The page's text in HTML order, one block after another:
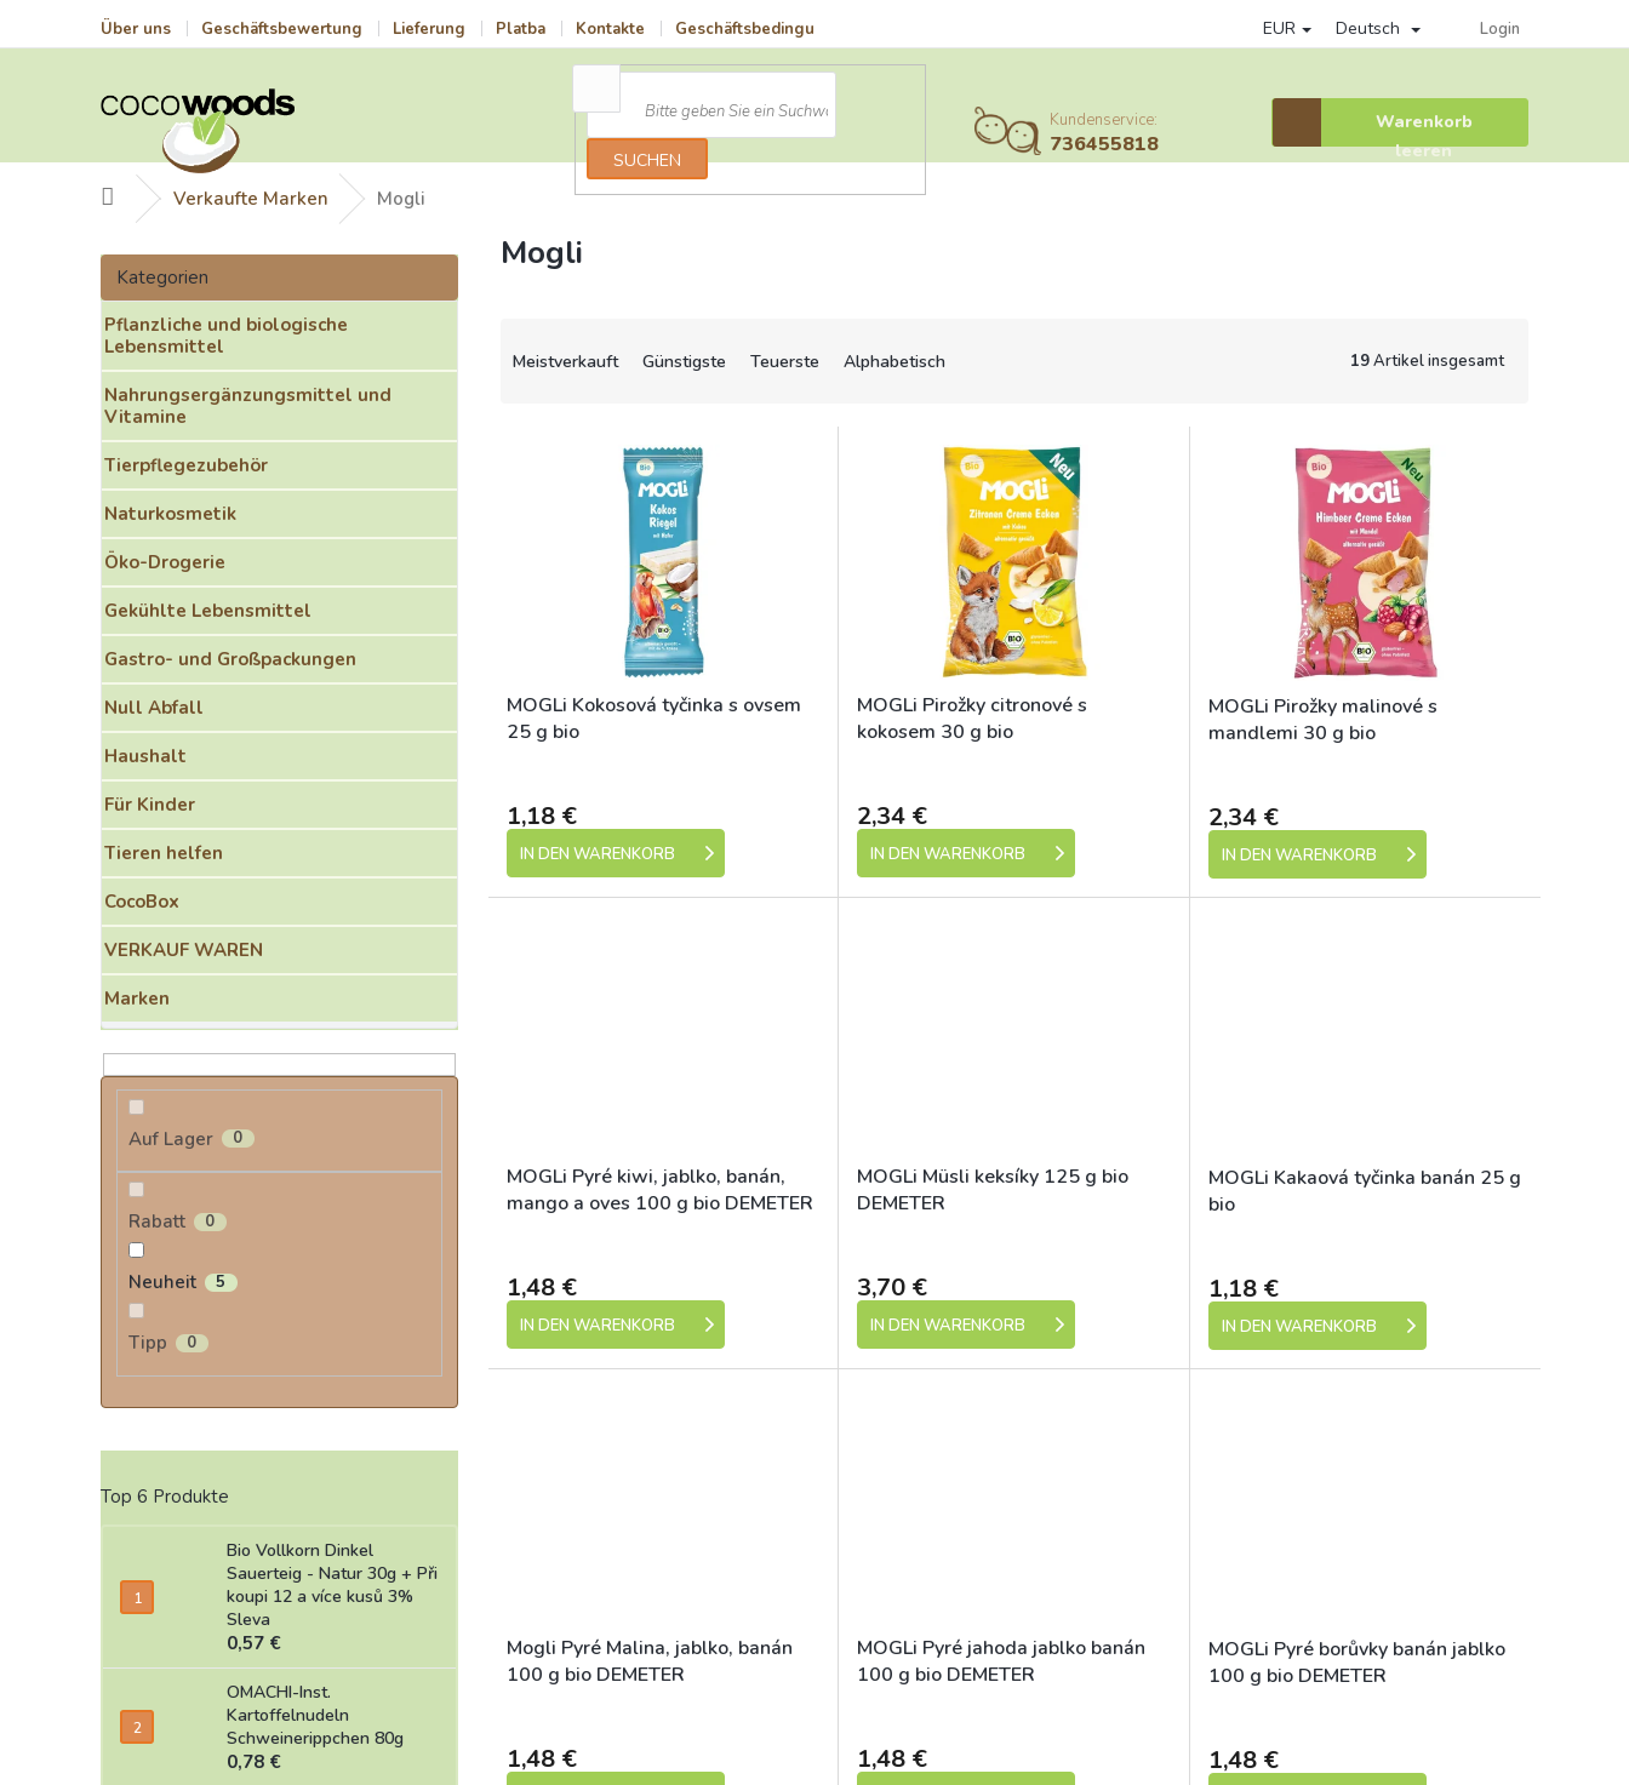
Über uns Geschäftsbewertung Lieferung Platba Kontakte Geschäftsbedingungen Datenschutzrichtlinie Věrnostní program Provisionssystem
EUR Deutsch Login
SUCHEN
Kundenservice:
736455818
Warenkorb
Warenkorb
leeren
StartseiteVerkaufte Marken Mogli
S
i
t
e
n
l
e
i
s
t
e
Kategorien
überspringen
Kategorien
Pflanzliche und biologische
Lebensmittel
Nahrungsergänzungsmittel und
Vitamine
Tierpflegezubehör
Naturkosmetik
Öko-Drogerie
Gekühlte Lebensmittel
Gastro- und Großpackungen
Null Abfall
Haushalt
Für Kinder
Tieren helfen
CocoBox
VERKAUF WAREN
Marken
Auf Lager 0
Rabatt 0
Neuheit 5
Tipp 0
Top 6 Produkte
Bio Vollkorn Dinkel
Sauerteig - Natur 30g + Při
koupi 12 a více kusů 3%
Sleva
0,57 €
OMACHI-Inst.
Kartoffelnudeln
Schweinerippchen 80g
0,78 €
Mogli
u
n
Meistverkauft Günstigste Teuerste Alphabetisch 19Artikel insgesamt
o
d
e
MOGLi Kokosová tyčinka s ovsem
25 g bio
1,18 €
IN DEN WARENKORB
MOGLi Pirožky citronové s
kokosem 30 g bio
2,34 €
IN DEN WARENKORB
MOGLi Pirožky malinové s
mandlemi 30 g bio
2,34 €
IN DEN WARENKORB
MOGLi Pyré kiwi, jablko, banán,
mango a oves 100 g bio DEMETER
1,48 €
IN DEN WARENKORB
MOGLi Müsli keksíky 125 g bio
DEMETER
3,70 €
IN DEN WARENKORB
MOGLi Kakaová tyčinka banán 25 g
bio
1,18 €
IN DEN WARENKORB
Mogli Pyré Malina, jablko, banán
100 g bio DEMETER
1,48 €
MOGLi Pyré jahoda jablko banán
100 g bio DEMETER
1,48 €
MOGLi Pyré borůvky banán jablko
100 g bio DEMETER
1,48 €